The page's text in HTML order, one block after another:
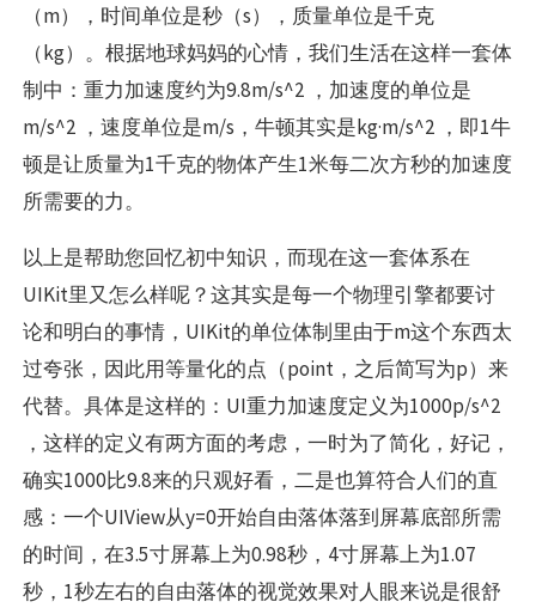
（m），时间单位是秒（s），质量单位是千克
（kg）。根据地球妈妈的心情，我们生活在这样一套体
制中：重力加速度约为9.8m/s^2 ，加速度的单位是
m/s^2 ，速度单位是m/s，牛顿其实是kg·m/s^2 ，即1牛
顿是让质量为1千克的物体产生1米每二次方秒的加速度
所需要的力。
以上是帮助您回忆初中知识，而现在这一套体系在
UIKit里又怎么样呢？这其实是每一个物理引擎都要讨
论和明白的事情，UIKit的单位体制里由于m这个东西太
过夸张，因此用等量化的点（point，之后简写为p）来
代替。具体是这样的：UI重力加速度定义为1000p/s^2
，这样的定义有两方面的考虑，一时为了简化，好记，
确实1000比9.8来的只观好看，二是也算符合人们的直
感：一个UIView从y=0开始自由落体落到屏幕底部所需
的时间，在3.5寸屏幕上为0.98秒，4寸屏幕上为1.07
秒，1秒左右的自由落体的视觉效果对人眼来说是很舒